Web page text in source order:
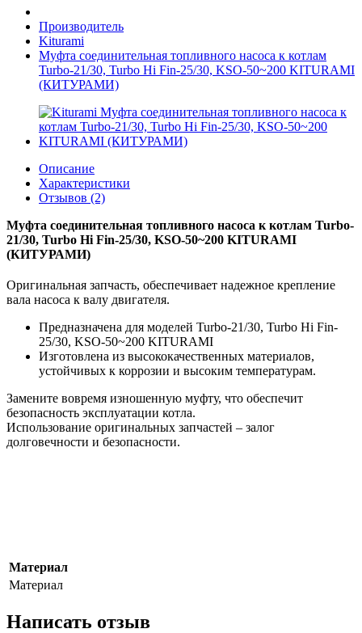
Производитель
Kiturami
Муфта соединительная топливного насоса к котлам
Turbo-21/30, Turbo Hi Fin-25/30, KSO-50~200 KITURAMI
(КИТУРАМИ)
Описание
Характеристики
Отзывов (2)
Муфта соединительная топливного насоса к котлам Turbo-
21/30, Turbo Hi Fin-25/30, KSO-50~200 KITURAMI
(КИТУРАМИ)
Оригинальная запчасть, обеспечивает надежное крепление
вала насоса к валу двигателя.
Предназначена для моделей Turbo-21/30, Turbo Hi Fin-
25/30, KSO-50~200 KITURAMI
Изготовлена из высококачественных материалов,
устойчивых к коррозии и высоким температурам.
Замените вовремя изношенную муфту, что обеспечит
безопасность эксплуатации котла.
Использование оригинальных запчастей – залог
долговечности и безопасности.
Материал
Материал
Написать отзыв